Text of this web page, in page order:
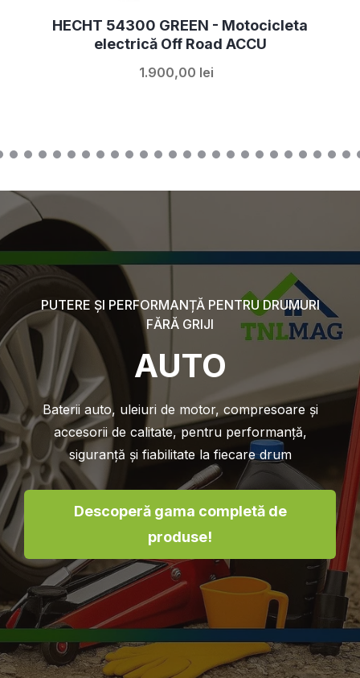
HECHT 54812 SILVER - Buggy electric
PUTERE ȘI PERFORMANȚĂ PENTRU DRUMURI
FĂRĂ GRIJI
AUTO
Baterii auto, uleiuri de motor, compresoare și
accesorii de calitate, pentru performanță,
siguranță și fiabilitate la fiecare drum
Descoperă gama completă de
produse!